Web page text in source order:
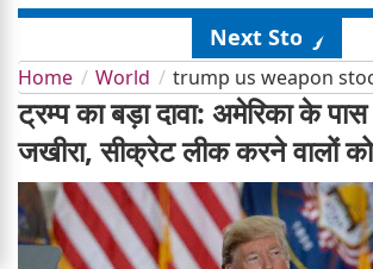
Next Story
Home World trump us weapon
ट्रम्प का बड़ा दावा: अमेरिका के पास
जखीरा, सीक्रेट लीक करने वालों